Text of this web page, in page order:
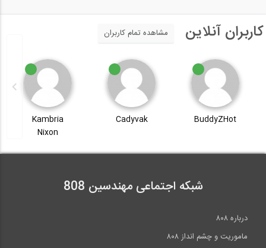
کاربران آنلاین مشاهده تمام کاربران
BuddyZHot
Cadyvak
Kambria
Nixon
شبکه اجتماعی مهندسین 808
درباره ۸۰۸
ماموریت و چشم انداز ۸۰۸